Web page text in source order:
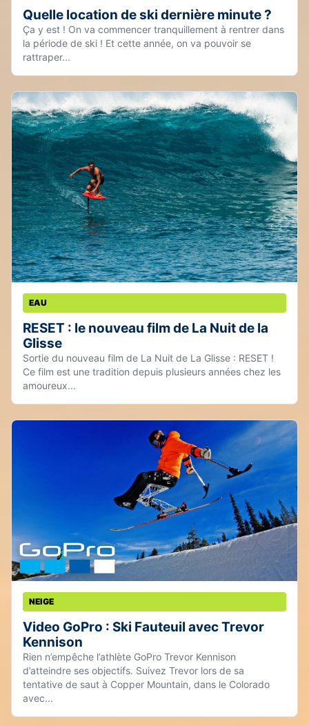
Quelle location de ski dernière minute ?
Ça y est ! On va commencer tranquillement à rentrer dans
la période de ski ! Et cette année, on va pouvoir se
rattraper...
EAU
RESET : le nouveau film de La Nuit de la
Glisse
Sortie du nouveau film de La Nuit de La Glisse : RESET !
Ce film est une tradition depuis plusieurs années chez les
amoureux...
NEIGE
Video GoPro : Ski Fauteuil avec Trevor
Kennison
Rien n’empêche l’athlète GoPro Trevor Kennison
d’atteindre ses objectifs. Suivez Trevor lors de sa
tentative de saut à Copper Mountain, dans le Colorado
avec...